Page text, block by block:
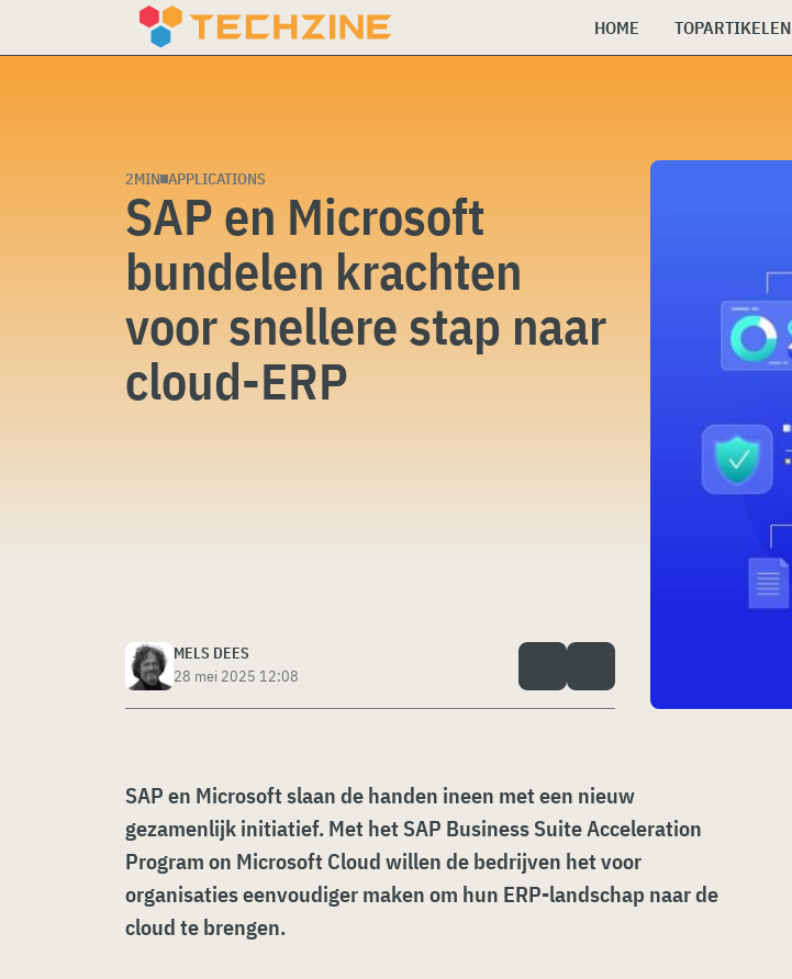
HOME TOPARTIKELEN
2MIN APPLICATIONS
SAP en Microsoft
bundelen krachten
voor snellere stap naar
cloud-ERP
MELS DEES
28 mei 2025 12:08
SAP en Microsoft slaan de handen ineen met een nieuw
gezamenlijk initiatief. Met het SAP Business Suite Acceleration
Program on Microsoft Cloud willen de bedrijven het voor
organisaties eenvoudiger maken om hun ERP-landschap naar de
cloud te brengen.